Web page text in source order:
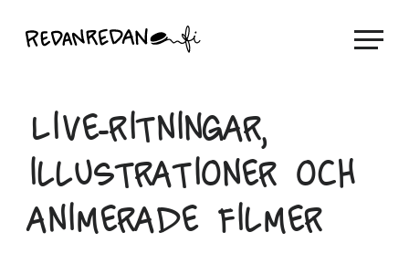
Linda Saukko-Rauta, Redanredan Oy
piirrosvideoita
Live-ritningar,
illustrationer och
animerade filmer